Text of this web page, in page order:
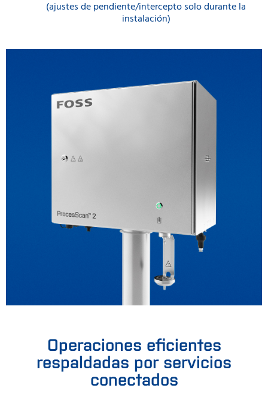
(ajustes de pendiente/intercepto solo durante la
instalación)
Operaciones eficientes
respaldadas por servicios
conectados